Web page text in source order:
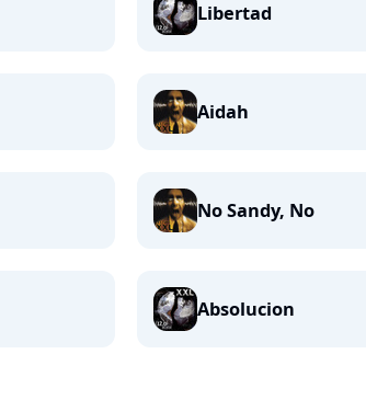
Libertad
Aidah
No Sandy, No
Absolucion